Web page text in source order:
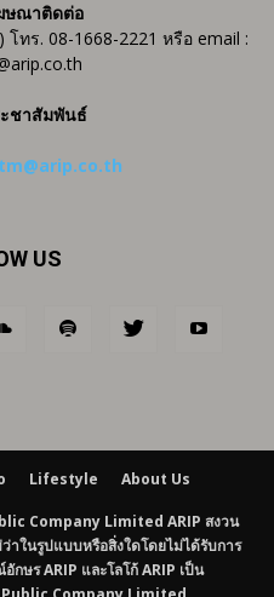
ษณาติดต่อ
ร. 08-1668-2221 หรือ email :
ชาสัมพันธ์
US
Lifestyle About Us
Company Limited ARIP สงวน
ในรูปแบบหรือสิ่งใดโดยไม่ได้รับการ
ษร ARIP และโลโก้ ARIP เป็น